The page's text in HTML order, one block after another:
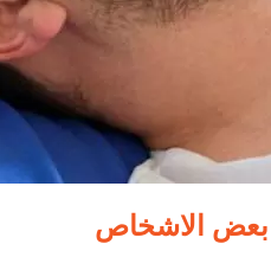
بعض الاشخاص